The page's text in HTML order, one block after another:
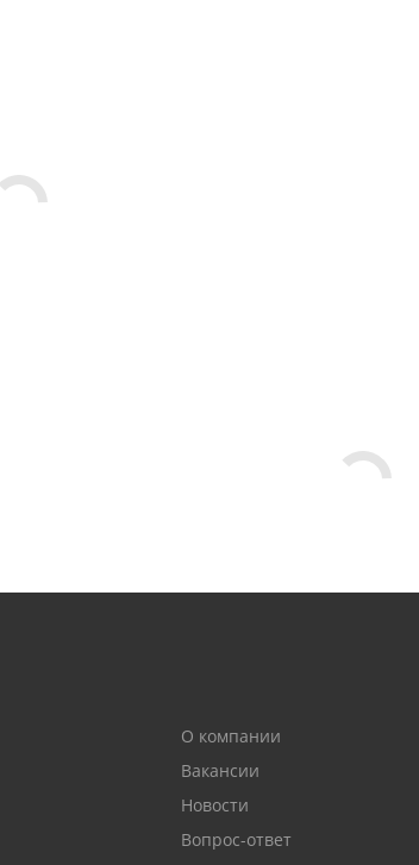
О компании
Вакансии
Новости
Вопрос-ответ